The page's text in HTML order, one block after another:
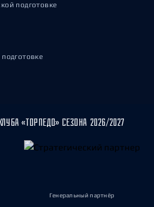
подготовке
«ТОРПЕДО» СЕЗОНА 2026/2027
Генеральный партнёр